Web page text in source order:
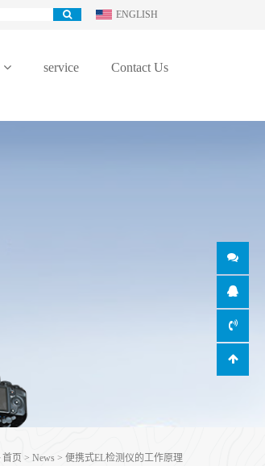
ENGLISH
service Contact Us
首页 > News > 便携式EL检测仪的工作原理